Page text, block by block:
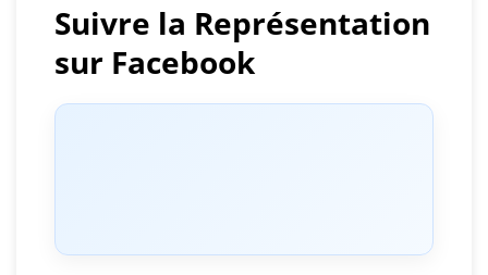
Suivre la Représentation
sur Facebook